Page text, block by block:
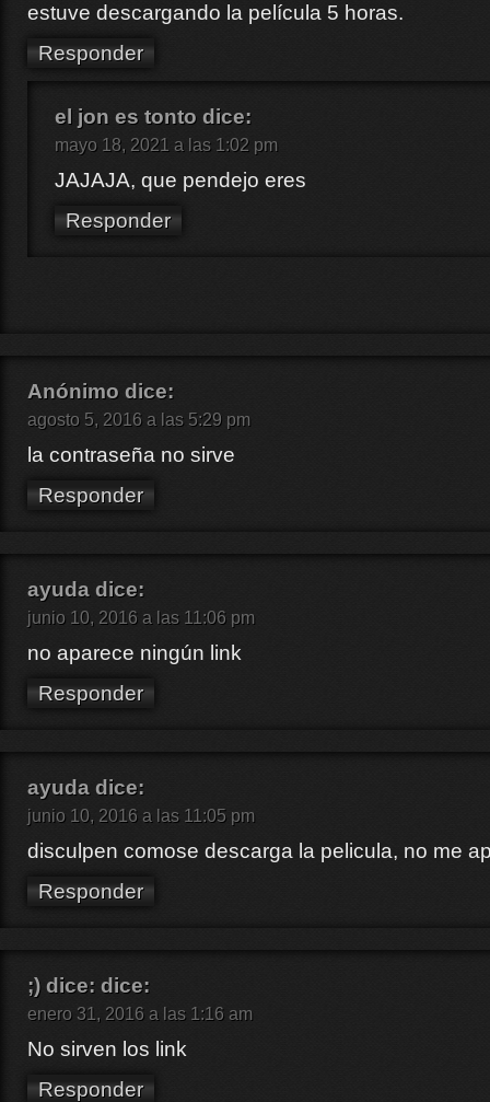
estuve descargando la película 5 horas.
Responder
el jon es tonto dice:
mayo 18, 2021 a las 1:02 pm
JAJAJA, que pendejo eres
Responder
Anónimo dice:
agosto 5, 2016 a las 5:29 pm
la contraseña no sirve
Responder
ayuda dice:
junio 10, 2016 a las 11:06 pm
no aparece ningún link
Responder
ayuda dice:
junio 10, 2016 a las 11:05 pm
disculpen comose descarga la pelicula, no me
Responder
;) dice: dice:
enero 31, 2016 a las 1:16 am
No sirven los link
Responder